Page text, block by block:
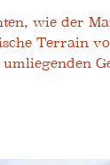
wie der
Terrain